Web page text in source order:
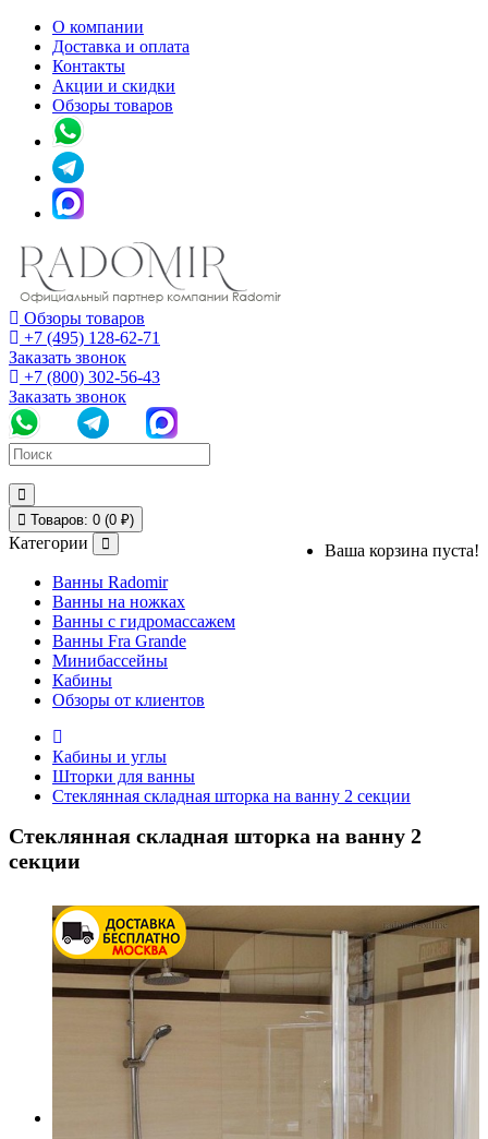
О компании
Доставка и оплата
Контакты
Акции и скидки
Обзоры товаров
Обзоры товаров
+7 (495) 128-62-71
Заказать звонок
+7 (800) 302-56-43
Заказать звонок
Товаров: 0 (0 ₽)
Ваша корзина пуста!
Категории
Ванны Radomir
Ванны на ножках
Ванны с гидромассажем
Ванны Fra Grande
Минибассейны
Кабины
Обзоры от клиентов
Кабины и углы
Шторки для ванны
Стеклянная складная шторка на ванну 2 секции
Стеклянная складная шторка на ванну 2
секции